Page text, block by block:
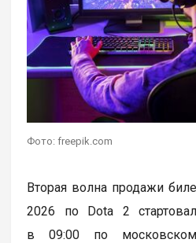
Фото: freepik.com
Вторая волна продажи
2026 по Dota 2
в 09:00 по